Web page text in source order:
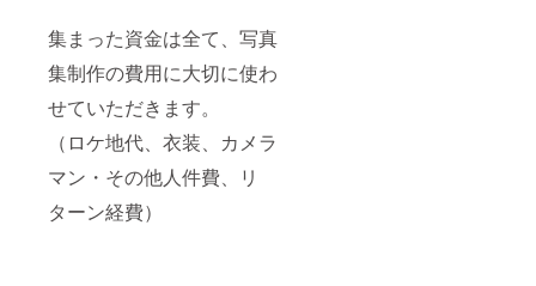
集まった資金は全て、写真
集制作の費用に大切に使わ
せていただきます。
（ロケ地代、衣装、カメラ
マン・その他人件費、リ
ターン経費）